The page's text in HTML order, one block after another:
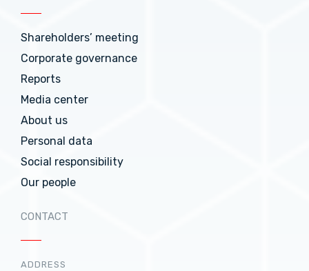
Shareholders’ meeting
Corporate governance
Reports
Media center
About us
Personal data
Social responsibility
Our people
CONTACT
ADDRESS